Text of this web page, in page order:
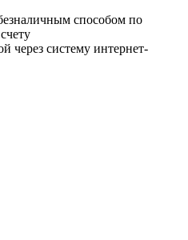
способом по
через систему интернет-